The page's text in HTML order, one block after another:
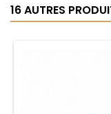
16 AUTRES